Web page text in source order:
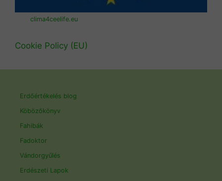
clima4ceelife.eu
Cookie Policy (EU)
Erdőértékelés blog
Köbözőkönyv
Fahibák
Fadoktor
Vándorgyűlés
Erdészeti Lapok